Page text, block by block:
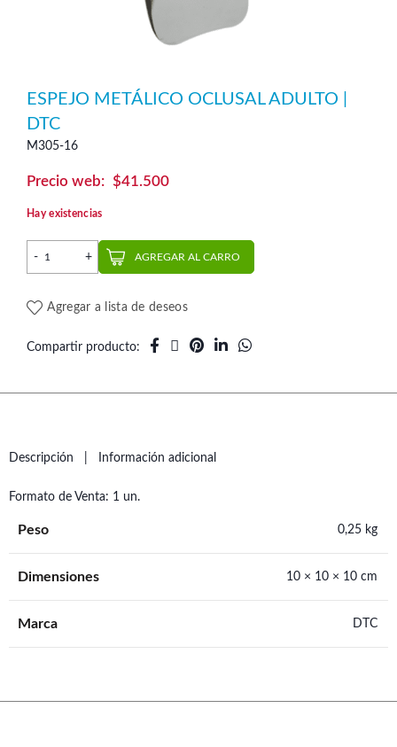
ESPEJO METÁLICO OCLUSAL ADULTO |
DTC
M305-16
$41.500
Hay existencias
Espejo Metálico Oclusal Adulto | DTC cantidad
AGREGAR AL CARRO
Agregar a lista de deseos
Compartir producto
Descripción Información adicional
Formato de Venta: 1 un.
Peso 0,25 kg
Dimensiones 10 × 10 × 10 cm
Marca DTC